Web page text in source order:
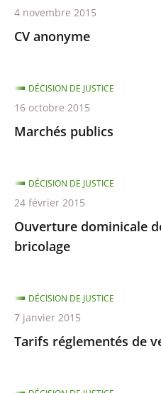
CV anonyme
4 novembre 2015
Marchés publics
DÉCISION DE JUSTICE
16 octobre 2015
Ouverture dominicale
bricolage
DÉCISION DE JUSTICE
24 février 2015
Tarifs réglementés de
DÉCISION DE JUSTICE
7 janvier 2015